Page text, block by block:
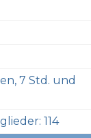
7 Std. und
114